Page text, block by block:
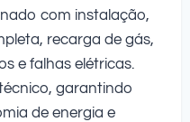
com instalação,
recarga de gás,
e falhas elétricas.
garantindo
de energia e